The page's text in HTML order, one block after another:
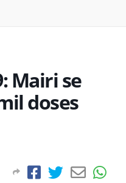
Mairi se
doses